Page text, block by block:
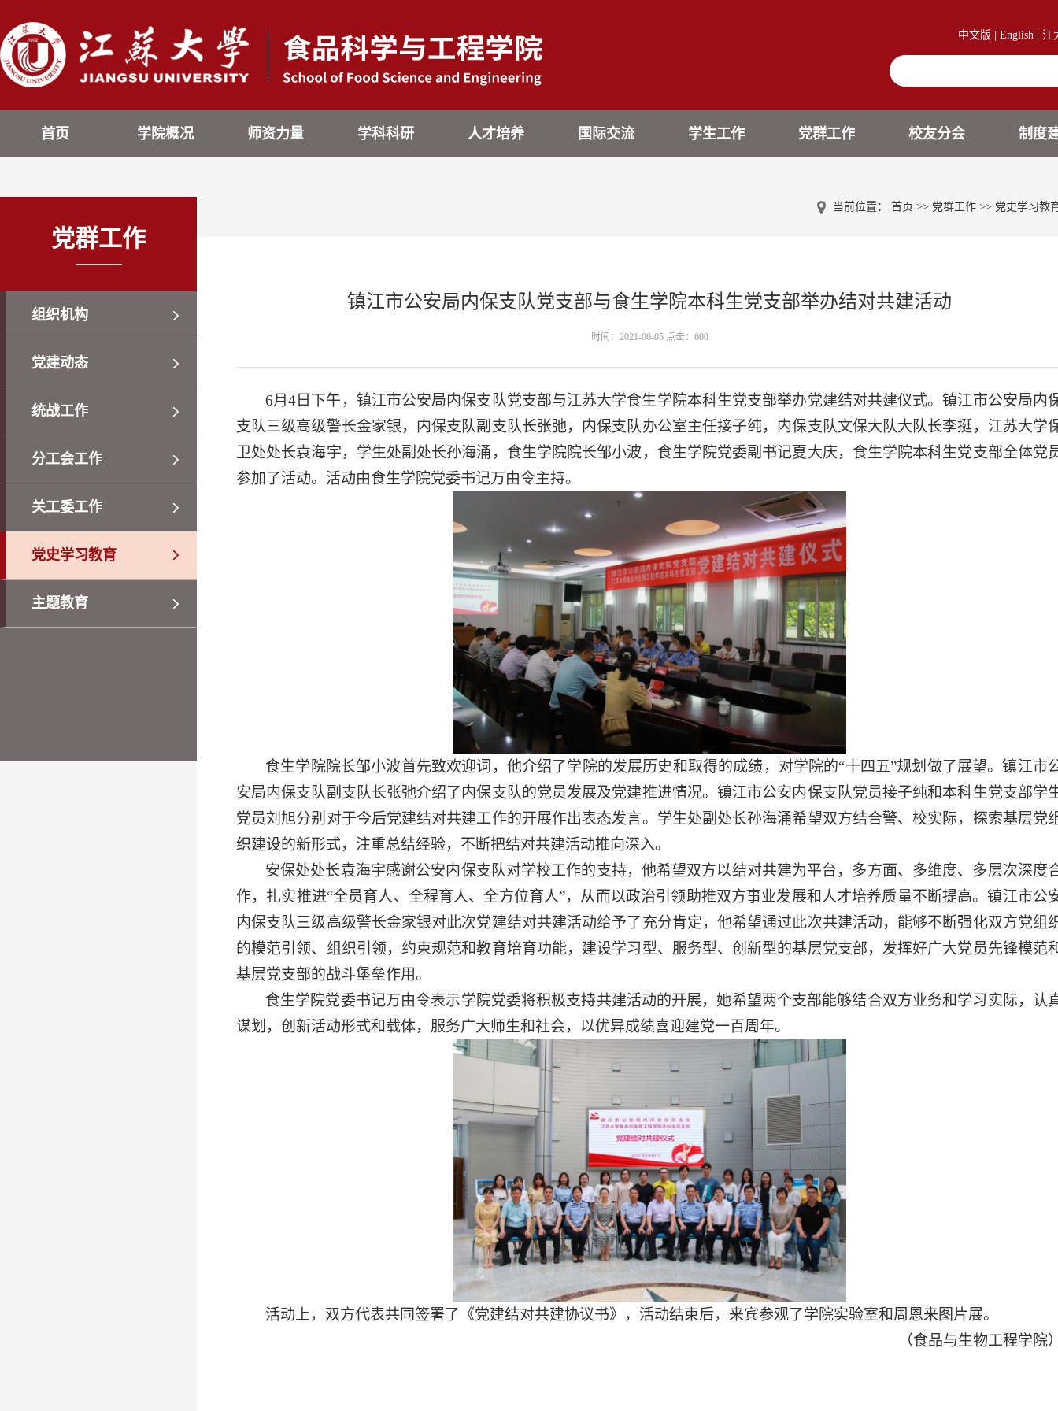
中文版 English 江
首页 学院概况 师资力量 学科科研 人才培养 国际交流 学生工作 党群工作 校友分会 制度
党群工作
组织机构
党建动态
统战工作
分工会工作
关工委工作
党史学习教育
主题教育
当前位置： 首页 >> 党群工作 >> 党史学习教
镇江市公安局内保支队党支部与食生学院本科生党支部举办结对共建活动
时间：2021-06-05 点击： 600
6月4日下午，镇江市公安局内保支队党支部与江苏大学食生学院本科生党支部举办党建结对共建仪式。镇江市公安局内
支队三级高级警长金家银，内保支队副支队长张弛，内保支队办公室主任接子纯，内保支队文保大队大队长李挺，江苏大学
卫处处长袁海宇，学生处副处长孙海涌，食生学院院长邹小波，食生学院党委副书记夏大庆，食生学院本科生党支部全体党
参加了活动。活动由食生学院党委书记万由令主持。
食生学院院长邹小波首先致欢迎词，他介绍了学院的发展历史和取得的成绩，对学院的“十四五”规划做了展望。镇江市
安局内保支队副支队长张弛介绍了内保支队的党员发展及党建推进情况。镇江市公安内保支队党员接子纯和本科生党支部学
党员刘旭分别对于今后党建结对共建工作的开展作出表态发言。学生处副处长孙海涌希望双方结合警、校实际，探索基层党
织建设的新形式，注重总结经验，不断把结对共建活动推向深入。
安保处处长袁海宇感谢公安内保支队对学校工作的支持，他希望双方以结对共建为平台，多方面、多维度、多层次深度
作，扎实推进“全员育人、全程育人、全方位育人”，从而以政治引领助推双方事业发展和人才培养质量不断提高。镇江市公
内保支队三级高级警长金家银对此次党建结对共建活动给予了充分肯定，他希望通过此次共建活动，能够不断强化双方党组
的模范引领、组织引领，约束规范和教育培育功能，建设学习型、服务型、创新型的基层党支部，发挥好广大党员先锋模范
基层党支部的战斗堡垒作用。
食生学院党委书记万由令表示学院党委将积极支持共建活动的开展，她希望两个支部能够结合双方业务和学习实际，认
谋划，创新活动形式和载体，服务广大师生和社会，以优异成绩喜迎建党一百周年。
活动上，双方代表共同签署了《党建结对共建协议书》，活动结束后，来宾参观了学院实验室和周恩来图片展。
（食品与生物工程学院